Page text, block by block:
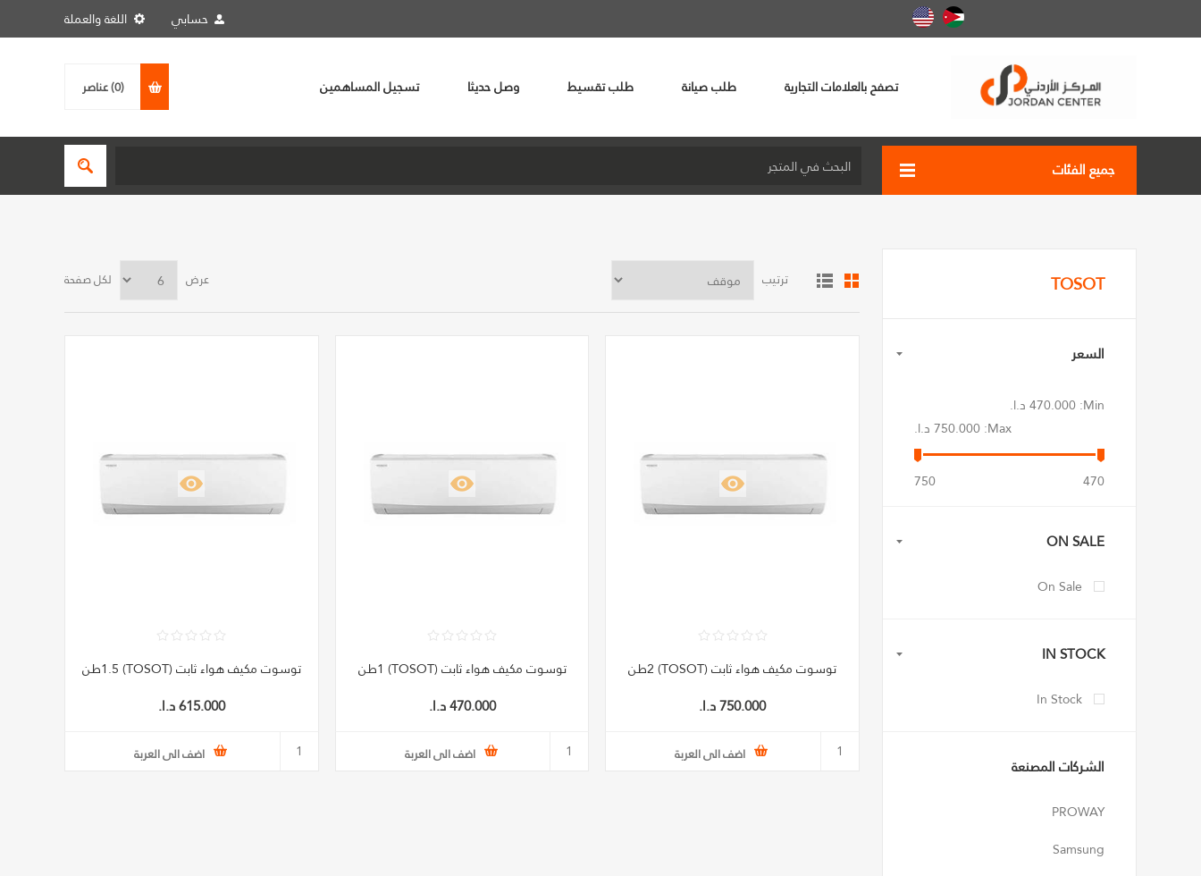
اللغة والعملة حسابي
تصفح بالعلامات التجارية طلب صيانة طلب تقسيط وصل حديثا تسجيل المساهمين (0) عناصر
جميع الفئات
ترتيب عرض لكل صفحة
توسوت مكيف هواء ثابت (TOSOT) 2طن
750.000 د.ا.‏
اضف الى العربة
توسوت مكيف هواء ثابت (TOSOT) 1طن
470.000 د.ا.‏
اضف الى العربة
توسوت مكيف هواء ثابت (TOSOT) 1.5طن
615.000 د.ا.‏
اضف الى العربة
TOSOT
السعر
Min: 470.000 د.ا.‏
Max: 750.000 د.ا.‏
470
750
ON SALE
On Sale
IN STOCK
In Stock
الشركات المصنعة
PROWAY
Samsung